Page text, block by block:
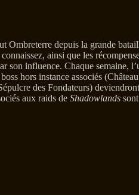
Ombreterre depuis la grande
ainsi que les
son influence. Chaque semaine,
hors instance associés (Château
des Fondateurs) deviendront
aux raids de Shadowlands